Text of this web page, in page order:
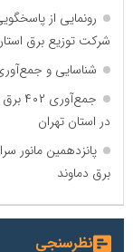
شرکت توزیع برق
شناسایی و جمع‌آوری 699 ماینر غیرمجاز در استان
در استان تهران
پانزدهمین مانور
برق دماوند
نظرسنجی